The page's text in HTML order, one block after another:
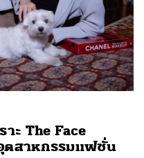
ะ The Face
ตสาหกรรมแฟชั่น